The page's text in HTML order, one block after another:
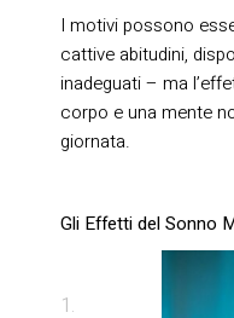
I motivi possono
cattive abitudini,
inadeguati – ma
corpo e una mente
giornata.
Gli Effetti del Sonno